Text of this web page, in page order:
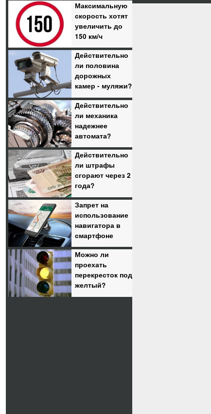
Максимальную
скорость хотят
увеличить до
150 км/ч
Действительно
ли половина
дорожных
камер - муляжи?
Действительно
ли механика
надежнее
автомата?
Действительно
ли штрафы
сгорают через 2
года?
Запрет на
использование
навигатора в
смартфоне
Можно ли
проехать
перекресток под
желтый?